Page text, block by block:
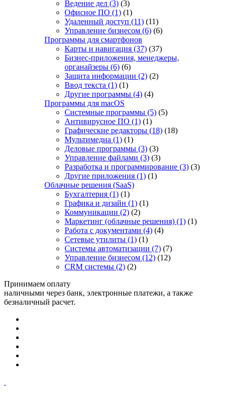
Ведение дел (3) (3)
Офисное ПО (1) (1)
Удаленный доступ (11) (11)
Управление бизнесом (6) (6)
Программы для смартфонов
Карты и навигация (37) (37)
Бизнес-приложения, менеджеры,
органайзеры (6) (6)
Защита информации (2) (2)
Ввод текста (1) (1)
Другие программы (4) (4)
Программы для macOS
Системные программы (5) (5)
Антивирусное ПО (1) (1)
Графические редакторы (18) (18)
Мультимедиа (1) (1)
Деловые программы (3) (3)
Управление файлами (3) (3)
Разработка и программирование (3) (3)
Другие приложения (1) (1)
Облачные решения (SaaS)
Бухгалтерия (1) (1)
Графика и дизайн (1) (1)
Коммуникации (2) (2)
Маркетинг (облачные решения) (1) (1)
Работа с документами (4) (4)
Сетевые утилиты (1) (1)
Системы автоматизации (7) (7)
Управление бизнесом (12) (12)
CRM системы (2) (2)
Принимаем оплату
наличными через банк, электронные платежи, а также
безналичный расчет.